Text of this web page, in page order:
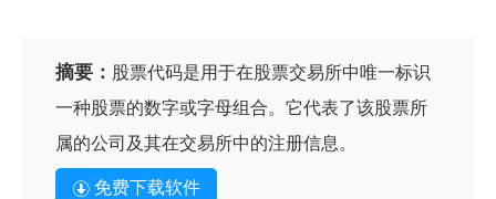
摘要： 股票代码是用于在股票交易所中唯一标识
一种股票的数字或字母组合。它代表了该股票所
属的公司及其在交易所中的注册信息。
免费下载软件